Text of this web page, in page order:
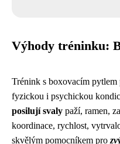
Výhody tréninku:
Trénink s boxovacím pytlem
fyzickou i psychickou
posilují svaly paží, ramen,
koordinace, rychlost,
skvělým pomocníkem pro